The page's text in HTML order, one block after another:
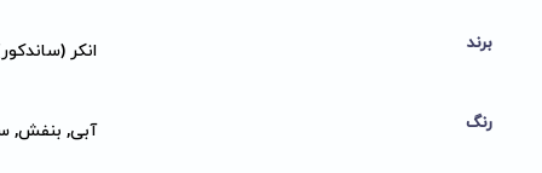
برند انکر
رنگ آبی, بنفش,